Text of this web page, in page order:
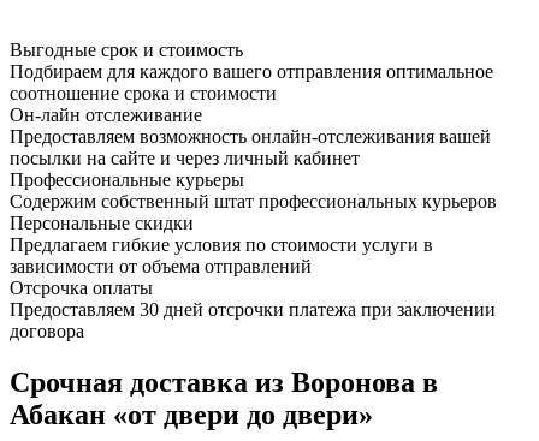
Выгодные срок и стоимость
Подбираем для каждого вашего отправления оптимальное
соотношение срока и стоимости
Он-лайн отслеживание
Предоставляем возможность онлайн-отслеживания вашей
посылки на сайте и через личный кабинет
Профессиональные курьеры
Содержим собственный штат профессиональных курьеров
Персональные скидки
Предлагаем гибкие условия по стоимости услуги в
зависимости от объема отправлений
Отсрочка оплаты
Предоставляем 30 дней отсрочки платежа при заключении
договора
Срочная доставка из Воронова в
Абакан «от двери до двери»